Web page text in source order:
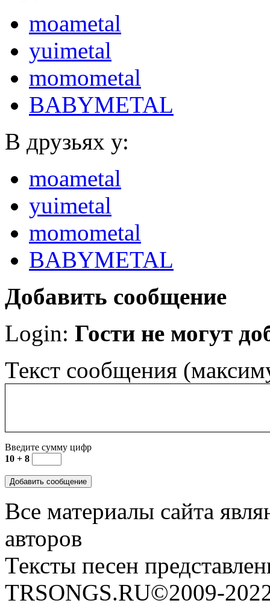
moametal
yuimetal
momometal
BABYMETAL
В друзьях у:
moametal
yuimetal
momometal
BABYMETAL
Добавить сообщение
Login: Гости не могут
Текст сообщения
Введите сумму цифр
10 + 8
Все материалы сайта
авторов
Тексты песен
TRSONGS.RU©2009-